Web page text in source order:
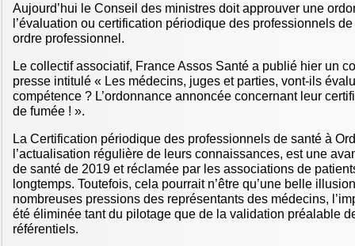
Aujourd’hui le Conseil des ministres doit approuver une
l’évaluation ou certification périodique des professionnels
ordre professionnel.
Le collectif associatif, France Assos Santé a publié hier un
presse intitulé « Les médecins, juges et parties, vont-ils
compétence ? L’ordonnance annoncée concernant leur
de fumée ! ».
La Certification périodique des professionnels de santé à
l’actualisation régulière de leurs connaissances, est une
de santé de 2019 et réclamée par les associations de
longtemps. Toutefois, cela pourrait n’être qu’une belle
nombreuses pressions des représentants des médecins,
été éliminée tant du pilotage que de la validation préalable
référentiels.